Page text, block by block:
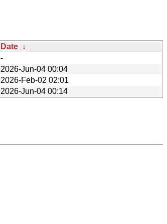
Date ↓
-
2026-Jun-04 00:04
2026-Feb-02 02:01
2026-Jun-04 00:14